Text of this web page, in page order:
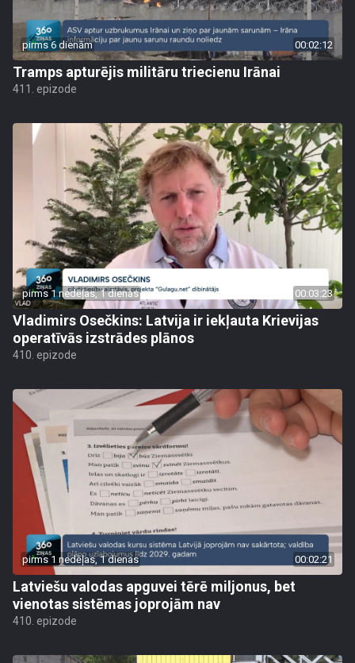
pirms 6 dienām 00:02:12
Tramps apturējis militāru triecienu Irānai
411. epizode
pirms 1 nedēļas, 1 dienas 00:03:23
Vladimirs Osečkins: Latvija ir iekļauta Krievijas
operatīvās izstrādes plānos
410. epizode
pirms 1 nedēļas, 1 dienas 00:02:21
Latviešu valodas apguvei tērē miljonus, bet
vienotas sistēmas joprojām nav
410. epizode